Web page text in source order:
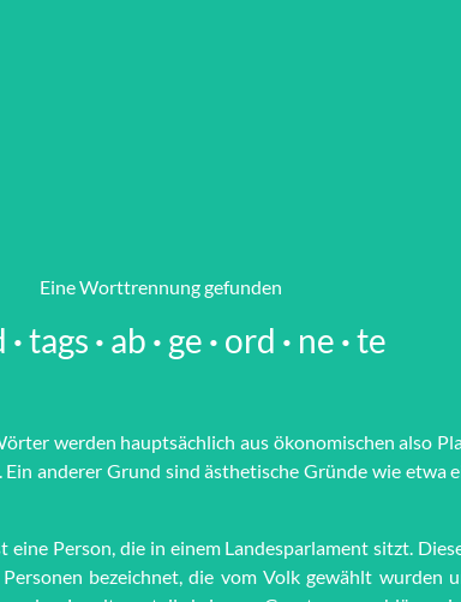
Eine Worttrennung gefunden
·tags · ab · ge · ord · ne ·te
werden haupt­sächlich aus öko­no­mi­schen also
anderer Grund sind äs­the­tische Grün­de wie et­wa
Person, die in einem Landesparlament sitzt.
bezeichnet, die vom Volk gewählt wurden